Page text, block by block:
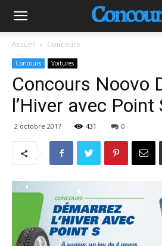
Accueil Concours
Concours Voitures
Concours Noovo
l’Hiver avec Point
2 octobre 2017 431 0